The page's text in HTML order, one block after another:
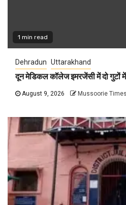
1 min read
Dehradun Uttarakhand
दून मेडिकल कॉलेज इमरजेंसी में दो गुटों में
August 9, 2026 Mussoorie Times